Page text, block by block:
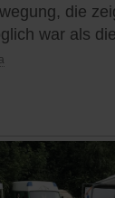
die
war als